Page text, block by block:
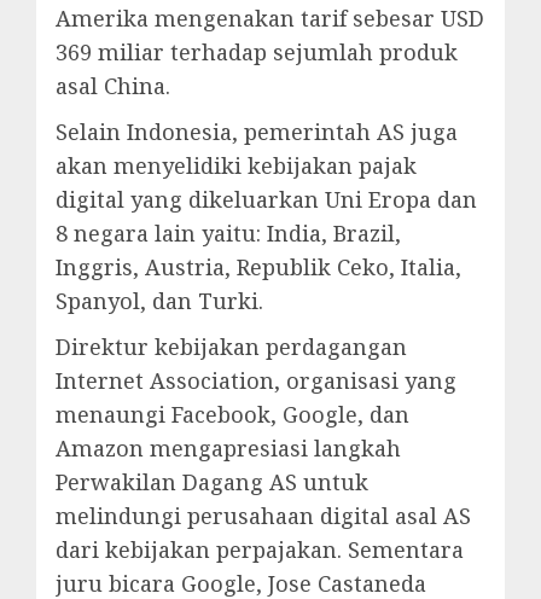
Amerika mengenakan tarif sebesar USD
369 miliar terhadap sejumlah produk
asal China.
Selain Indonesia, pemerintah AS juga
akan menyelidiki kebijakan pajak
digital yang dikeluarkan Uni Eropa dan
8 negara lain yaitu: India, Brazil,
Inggris, Austria, Republik Ceko, Italia,
Spanyol, dan Turki.
Direktur kebijakan perdagangan
Internet Association, organisasi yang
menaungi Facebook, Google, dan
Amazon mengapresiasi langkah
Perwakilan Dagang AS untuk
melindungi perusahaan digital asal AS
dari kebijakan perpajakan. Sementara
juru bicara Google, Jose Castaneda